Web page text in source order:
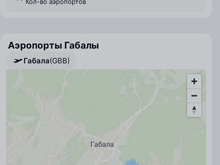
Аэропорты Габалы
Габала(GBB)